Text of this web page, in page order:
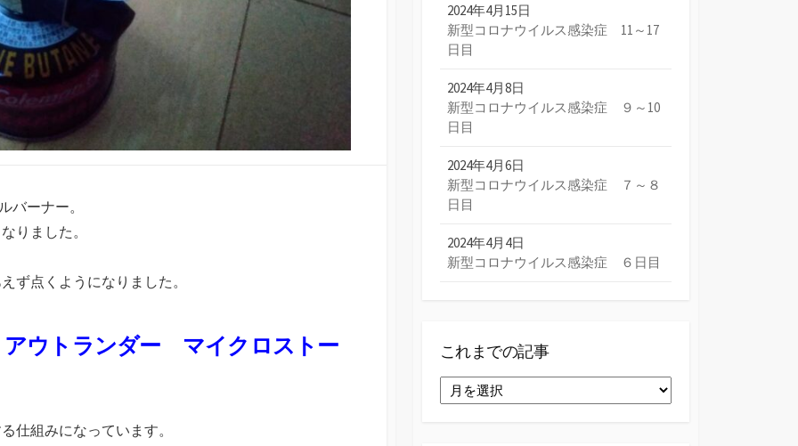
ーナー。
りました。
ず点くようになりました。
ウトランダー マイクロストー
仕組みになっています。
2024年4月15日
新型コロナウイルス感染症 11～17
日目
2024年4月8日
新型コロナウイルス感染症 ９～10
日目
2024年4月6日
新型コロナウイルス感染症 ７～８
日目
2024年4月4日
新型コロナウイルス感染症 ６日目
これまでの記事
れ